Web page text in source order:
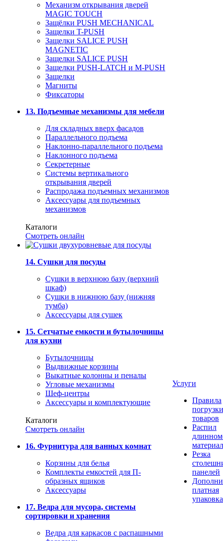
Механизм открывания дверей
MAGIC TOUCH
Защёлки PUSH MECHANICAL
Защелки T-PUSH
Защелки SALICE PUSH
MAGNETIC
Защелки SALICE PUSH
Защелки PUSH-LATCH и M-PUSH
Защелки
Магниты
Фиксаторы
13. Подъемные механизмы для мебели
Для складных вверх фасадов
Параллельного подъема
Наклонно-параллельного подъема
Наклонного подъема
Секретерные
Системы вертикального
открывания дверей
Распродажа подъемных механизмов
Аксессуары для подъемных
механизмов
Каталоги
Смотреть онлайн
14. Сушки для посуды
Сушки в верхнюю базу (верхний
шкаф)
Сушки в нижнюю базу (нижняя
тумба)
Аксессуары для сушек
15. Сетчатые емкости и бутылочницы
для кухни
Бутылочницы
Выдвижные корзины
Выкатные колонны и пеналы
Угловые механизмы
Шеф-центры
Аксессуары и комплектующие
Каталоги
Смотреть онлайн
16. Фурнитура для ванных комнат
Корзины для белья
Комплекты емкостей для П-
образных ящиков
Аксессуары
17. Ведра для мусора, системы
сортировки и хранения
Ведра для каркасов с распашными
Услуги
Правила
погрузки
товаров
Распил
Резка
панелей
платная
упаковка